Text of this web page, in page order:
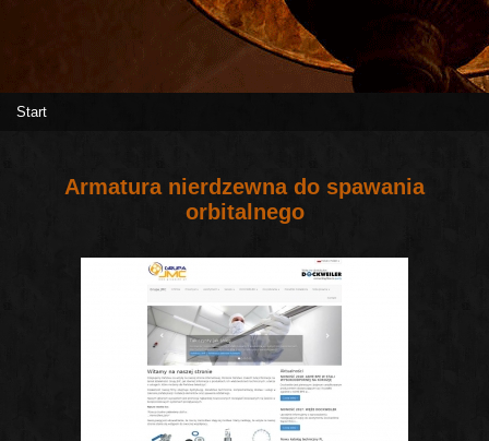
Start
Armatura nierdzewna do spawania
orbitalnego